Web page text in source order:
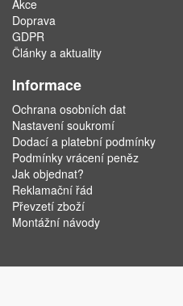
Akce
Doprava
GDPR
Články a aktuality
Informace
Ochrana osobních dat
Nastavení soukromí
Dodací a platební podmínky
Podmínky vrácení peněz
Jak objednat?
Reklamační řád
Převzetí zboží
Montážní návody